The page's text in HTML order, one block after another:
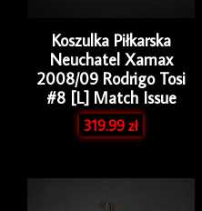
Koszulka Piłkarska
Neuchatel Xamax
2008/09 Rodrigo Tosi
#8 [L] Match Issue
319.99zł